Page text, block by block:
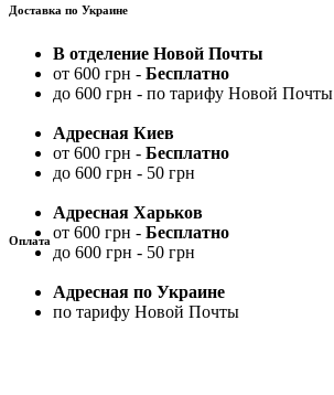
Доставка по Украине
В отделение Новой Почты
от 600 грн - Бесплатно
до 600 грн - по тарифу Новой Почты
Адресная Киев
от 600 грн - Бесплатно
до 600 грн - 50 грн
Адресная Харьков
от 600 грн - Бесплатно
до 600 грн - 50 грн
Адресная по Украине
по тарифу Новой Почты
Оплата